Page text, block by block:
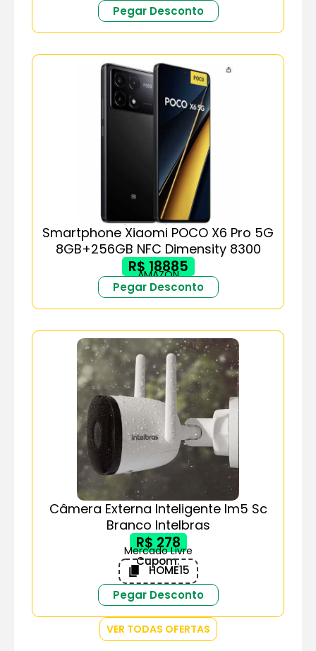
Pegar Desconto
Smartphone Xiaomi POCO X6 Pro 5G
8GB+256GB NFC Dimensity 8300
R$ 18885
AMAZON
Pegar Desconto
Câmera Externa Inteligente Im5 Sc
Branco Intelbras
R$ 278
Mercado Livre
Cupom:
HOME15
Pegar Desconto
VER TODAS OFERTAS